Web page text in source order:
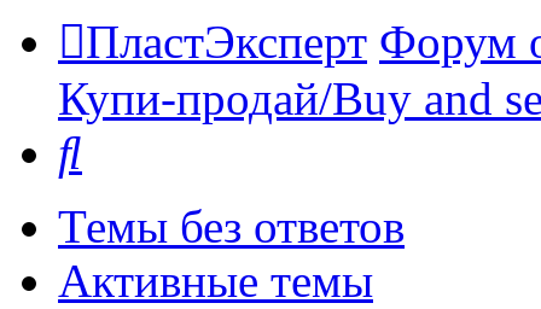
ПластЭксперт Форум
Купи-продай/Buy and
Темы без ответов
Активные темы